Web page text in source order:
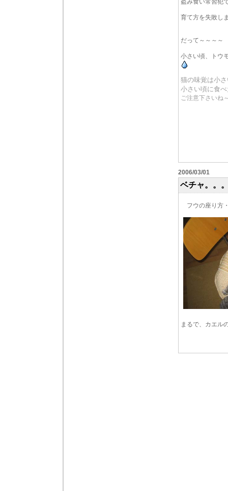
盗み食い常習犯
育て方を失敗し
だって～～～～
小さい頃、トウ
猫の味覚は小
小さい頃に食
ご注意下さいね
2006/03/01
ベチャ。。
フウの座り方
まるで、カエル